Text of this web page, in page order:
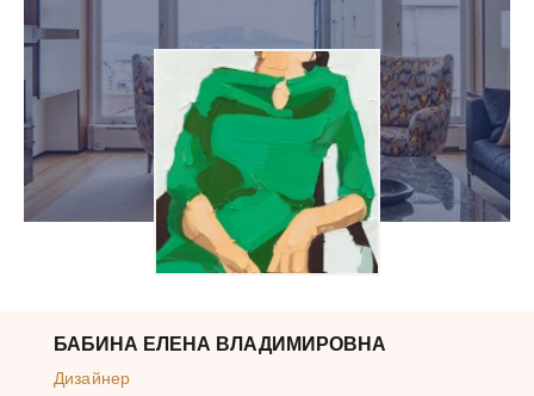
БАБИНА ЕЛЕНА ВЛАДИМИРОВНА
Дизайнер